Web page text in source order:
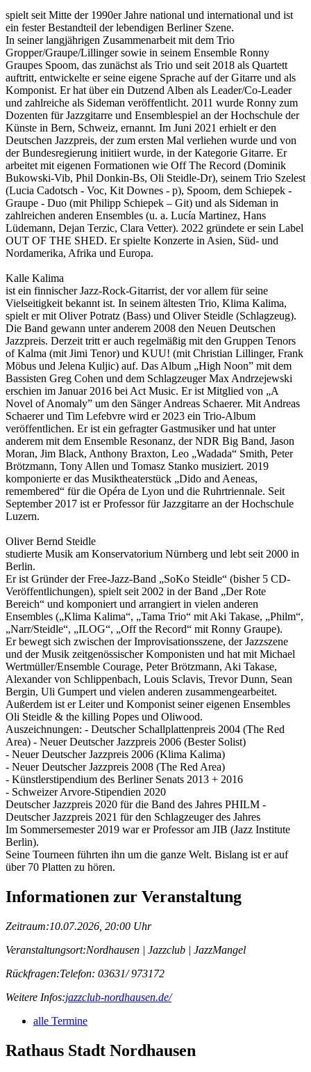
spielt seit Mitte der 1990er Jahre national und international und ist
ein fester Bestandteil der lebendigen Berliner Szene.
In seiner langjährigen Zusammenarbeit mit dem Trio
Gropper/Graupe/Lillinger sowie in seinem Ensemble Ronny
Graupes Spoom, das zunächst als Trio und seit 2018 als Quartett
auftritt, entwickelte er seine eigene Sprache auf der Gitarre und als
Komponist. Er hat über ein Dutzend Alben als Leader/Co-Leader
und zahlreiche als Sideman veröffentlicht. 2011 wurde Ronny zum
Dozenten für Jazzgitarre und Ensemblespiel an der Hochschule der
Künste in Bern, Schweiz, ernannt. Im Juni 2021 erhielt er den
Deutschen Jazzpreis, der zum ersten Mal verliehen wurde und von
der Bundesregierung initiiert wurde, in der Kategorie Gitarre. Er
arbeitet mit eigenen Formationen wie Off The Record (Dominik
Bukowski-Vib, Phil Donkin-Bs, Oli Steidle-Dr), seinem Trio Szelest
(Lucia Cadotsch - Voc, Kit Downes - p), Spoom, dem Schiepek -
Graupe - Duo (mit Philipp Schiepek – Git) und als Sideman in
zahlreichen anderen Ensembles (u. a. Lucía Martinez, Hans
Lüdemann, Dejan Terzic, Clara Vetter). 2022 gründete er sein Label
OUT OF THE SHED. Er spielte Konzerte in Asien, Süd- und
Nordamerika, Afrika und Europa.
Kalle Kalima
ist ein finnischer Jazz-Rock-Gitarrist, der vor allem für seine
Vielseitigkeit bekannt ist. In seinem ältesten Trio, Klima Kalima,
spielt er mit Oliver Potratz (Bass) und Oliver Steidle (Schlagzeug).
Die Band gewann unter anderem 2008 den Neuen Deutschen
Jazzpreis. Derzeit tritt er auch regelmäßig mit den Gruppen Tenors
of Kalma (mit Jimi Tenor) und KUU! (mit Christian Lillinger, Frank
Möbus und Jelena Kuljic) auf. Das Album „High Noon” mit dem
Bassisten Greg Cohen und dem Schlagzeuger Max Andrzejewski
erschien im Januar 2016 bei Act Music. Er ist Mitglied von „A
Novel of Anomaly” um den Sänger Andreas Schaerer. Mit Andreas
Schaerer und Tim Lefebvre wird er 2023 ein Trio-Album
veröffentlichen. Er ist ein gefragter Gastmusiker und hat unter
anderem mit dem Ensemble Resonanz, der NDR Big Band, Jason
Moran, Jim Black, Anthony Braxton, Leo „Wadada“ Smith, Peter
Brötzmann, Tony Allen und Tomasz Stanko musiziert. 2019
komponierte er das Musiktheaterstück „Dido and Aeneas,
remembered“ für die Opéra de Lyon und die Ruhrtriennale. Seit
September 2017 ist er Professor für Jazzgitarre an der Hochschule
Luzern.
Oliver Bernd Steidle
studierte Musik am Konservatorium Nürnberg und lebt seit 2000 in
Berlin.
Er ist Gründer der Free-Jazz-Band „SoKo Steidle“ (bisher 5 CD-
Veröffentlichungen), spielt seit 2002 in der Band „Der Rote
Bereich“ und komponiert und arrangiert in vielen anderen
Ensembles („Klima Kalima“, „Tama Trio“ mit Aki Takase, „Philm“,
„Narr/Steidle“, „ILOG“, „Off the Record“ mit Ronny Graupe).
Er bewegt sich zwischen der Improvisationsszene, der Jazzszene
und der Musik zeitgenössischer Komponisten und hat mit Michael
Wertmüller/Ensemble Courage, Peter Brötzmann, Aki Takase,
Alexander von Schlippenbach, Louis Sclavis, Trevor Dunn, Sean
Bergin, Uli Gumpert und vielen anderen zusammengearbeitet.
Außerdem ist er Leiter und Komponist seiner eigenen Ensembles
Oli Steidle & the killing Popes und Oliwood.
Auszeichnungen: - Deutscher Schallplattenpreis 2004 (The Red
Area) - Neuer Deutscher Jazzpreis 2006 (Bester Solist)
- Neuer Deutscher Jazzpreis 2006 (Klima Kalima)
- Neuer Deutscher Jazzpreis 2008 (The Red Area)
- Künstlerstipendium des Berliner Senats 2013 + 2016
- Schweizer Arvore-Stipendien 2020
Deutscher Jazzpreis 2020 für die Band des Jahres PHILM -
Deutscher Jazzpreis 2021 für den Schlagzeuger des Jahres
Im Sommersemester 2019 war er Professor am JIB (Jazz Institute
Berlin).
Seine Tourneen führten ihn um die ganze Welt. Bislang ist er auf
über 70 Platten zu hören.
Informationen zur Veranstaltung
Zeitraum:10.07.2026, 20:00 Uhr
Veranstaltungsort:Nordhausen | Jazzclub | JazzMangel
Rückfragen:Telefon: 03631/ 973172
Weitere Infos:jazzclub-nordhausen.de/
alle Termine
Rathaus Stadt Nordhausen